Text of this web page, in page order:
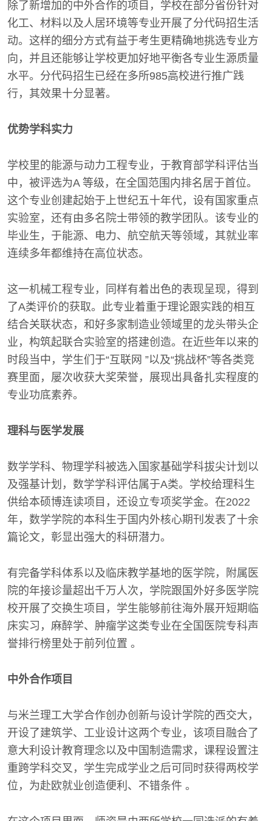
除了新增加的中外合作的项目，学校在部分省份针对
化工、材料以及人居环境等专业开展了分代码招生活
动。这样的细分方式有益于考生更精确地挑选专业方
向，并且还能够让学校更加好地平衡各专业生源质量
水平。分代码招生已经在多所985高校进行推广践
行，其效果十分显著。
优势学科实力
学校里的能源与动力工程专业，于教育部学科评估当
中，被评选为A 等级，在全国范围内排名居于首位。
这个专业创建起始于上世纪五十年代，设有国家重点
实验室，还有由多名院士带领的教学团队。该专业的
毕业生，于能源、电力、航空航天等领域，其就业率
连续多年都维持在高位状态。
这一机械工程专业，同样有着出色的表现呈现，得到
了A类评价的获取。此专业着重于理论跟实践的相互
结合关联状态，和好多家制造业领域里的龙头带头企
业，构筑起联合实验室的搭建创造。在近些年以来的
时段当中，学生们于“互联网 ”以及“挑战杯”等各类竞
赛里面，屡次收获大奖荣誉，展现出具备扎实程度的
专业功底素养。
理科与医学发展
数学学科、物理学科被选入国家基础学科拔尖计划以
及强基计划，数学学科评估属于A类。学校给理科生
供给本硕博连读项目，还设立专项奖学金。在2022
年，数学学院的本科生于国内外核心期刊发表了十余
篇论文，彰显出强大的科研潜力。
有完备学科体系以及临床教学基地的医学院，附属医
院的年接诊量超出千万人次，学院跟国外好多医学院
校开展了交换生项目，学生能够前往海外展开短期临
床实习，麻醉学、肿瘤学这类专业在全国医院专科声
誉排行榜里处于前列位置 。
中外合作项目
与米兰理工大学合作创办创新与设计学院的西交大，
开设了建筑学、工业设计这两个专业，该项目融合了
意大利设计教育理念以及中国制造需求，课程设置注
重跨学科交叉，学生完成学业之后可同时获得两校学
位，为赴欧就业创造便利、不错条件 。